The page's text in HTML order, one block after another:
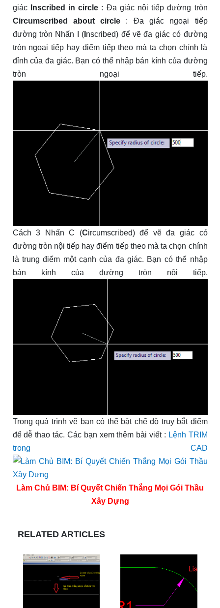
giác
Inscribed in circle : Đa giác nội tiếp đường tròn
Circumscribed about circle : Đa giác ngoại tiếp
đường tròn Nhấn I ( nscribed) để vẽ đa giác có đường
tròn ngoại tiếp hay điểm tiếp theo mà ta chọn chính là
đỉnh của đa giác. Bạn có thể nhập bán kính của đường
tròn ngoại tiếp.
Cách 3 Nhấn C (Circumscribed) để vẽ đa giác có
đường tròn nội tiếp hay điểm tiếp theo mà ta chọn chính
là trung điểm một cạnh của đa giác. Bạn có thể nhập
bán kính của đường tròn nội tiếp.
Trong quá trình vẽ bạn có thể bật chế độ truy bắt điểm
để dễ thao tác. Các bạn xem thêm bài viết : Lệnh TRIM
trong CAD
Làm Chủ BIM: Bí Quyết Chiến Thắng Mọi Gói Thầu
Xây Dựng
RELATED ARTICLES